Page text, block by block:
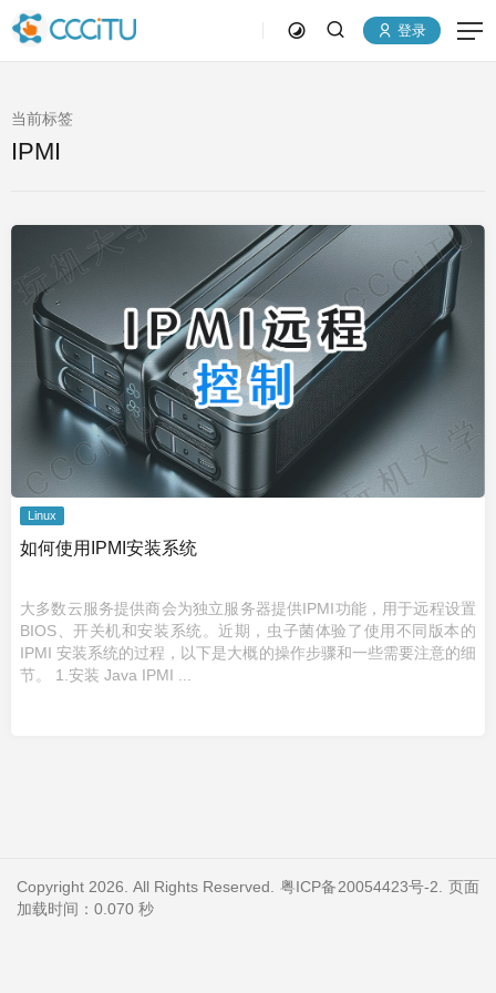
登录
当前标签
IPMI
Linux
如何使用IPMI安装系统
大多数云服务提供商会为独立服务器提供IPMI功能，用于远程设置
BIOS、开关机和安装系统。近期，虫子菌体验了使用不同版本的
IPMI 安装系统的过程，以下是大概的操作步骤和一些需要注意的细
Copyright 2026. All Rights Reserved. 粤ICP备20054423号-2 . 页面
加载时间：0.070 秒